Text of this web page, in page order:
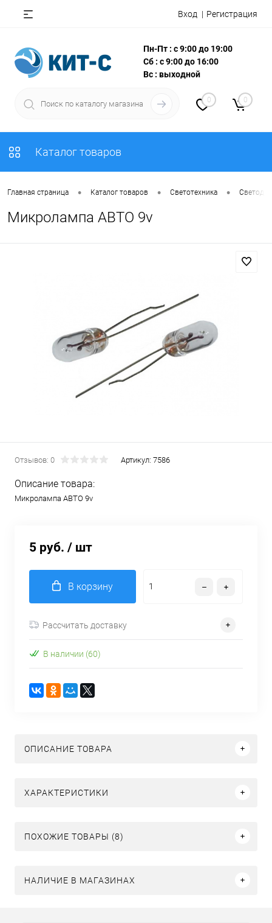
Вход Регистрация
Пн-Пт : с 9:00 до 19:00
Сб : с 9:00 до 16:00
Вс : выходной
0 0
Каталог товаров
Главная страница • Каталог товаров • Светотехника •
Микролампа АВТО 9v
Отзывов: 0 Артикул: 7586
Описание товара:
Микролампа АВТО 9v
5 руб. / шт
В корзину
Рассчитать доставку
В наличии (60)
ОПИСАНИЕ ТОВАРА
ХАРАКТЕРИСТИКИ
ПОХОЖИЕ ТОВАРЫ (8)
НАЛИЧИЕ В МАГАЗИНАХ